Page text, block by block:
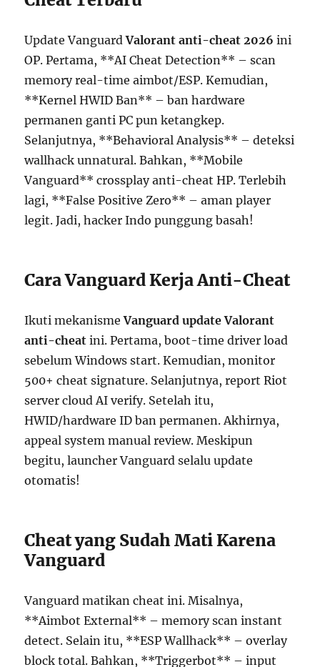
Update VanguardValorant anti-cheat 2026 ini
OP. Pertama, **AI Cheat Detection** – scan
memory real-time aimbot/ESP. Kemudian,
**Kernel HWID Ban** – ban hardware
permanen ganti PC pun ketangkep.
Selanjutnya, **Behavioral Analysis** – deteksi
wallhack unnatural. Bahkan, **Mobile
Vanguard** crossplay anti-cheat HP. Terlebih
lagi, **False Positive Zero** – aman player
legit. Jadi, hacker Indo punggung basah!
Cara Vanguard Kerja Anti-Cheat
Ikuti mekanismeVanguard update Valorant
anti-cheat ini. Pertama, boot-time driver load
sebelum Windows start. Kemudian, monitor
500+ cheat signature. Selanjutnya, report Riot
server cloud AI verify. Setelah itu,
HWID/hardware ID ban permanen. Akhirnya,
appeal system manual review. Meskipun
begitu, launcher Vanguard selalu update
otomatis!
Cheat yang Sudah Mati Karena
Vanguard
Vanguard matikan cheat ini. Misalnya,
**Aimbot External** – memory scan instant
detect. Selain itu, **ESP Wallhack** – overlay
block total. Bahkan, **Triggerbot** – input